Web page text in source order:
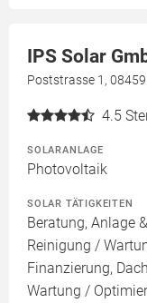
IPS Solar
Poststrasse 1,
4.5
SOLARANLAGE
Photovoltaik
SOLAR TÄTIGKEITEN
Beratung, Anlage
Reinigung /
Finanzierung,
Wartung /